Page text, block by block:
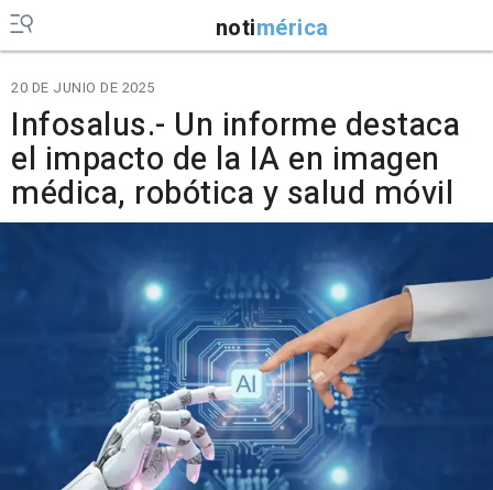
notimérica
20 DE JUNIO DE 2025
Infosalus.- Un informe destaca
el impacto de la IA en imagen
médica, robótica y salud móvil